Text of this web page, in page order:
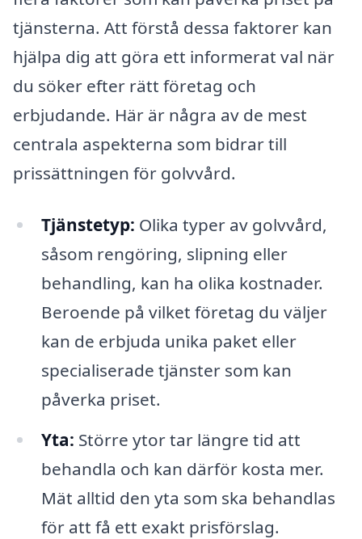
tjänsterna. Att förstå dessa faktorer kan
hjälpa dig att göra ett informerat val när
du söker efter rätt företag och
erbjudande. Här är några av de mest
centrala aspekterna som bidrar till
prissättningen för golvvård.
Tjänstetyp: Olika typer av golvvård,
såsom rengöring, slipning eller
behandling, kan ha olika kostnader.
Beroende på vilket företag du väljer
kan de erbjuda unika paket eller
specialiserade tjänster som kan
påverka priset.
Yta: Större ytor tar längre tid att
behandla och kan därför kosta mer.
Mät alltid den yta som ska behandlas
för att få ett exakt prisförslag.